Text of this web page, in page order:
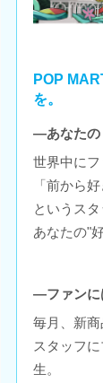
POP
を。
―あなたの
世界中にフ
「前から
というスタ
あなたの"
―ファンに
毎月、新
スタッフ
生。